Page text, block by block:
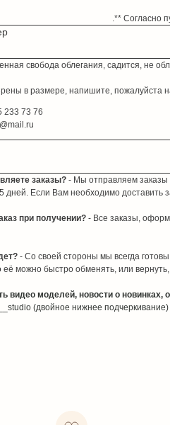
.** Согласно
свобода облегания, садится, не
в размере, напишите, пожалуйста
233 73 76
заказы? - Мы отправляем заказы
дней. Если Вам необходимо
при получении? - Все заказы,
- Со своей стороны мы всегда
можно быстро обменять, или
видео моделей, новости о новинках,
(двойное нижнее подчеркивание)